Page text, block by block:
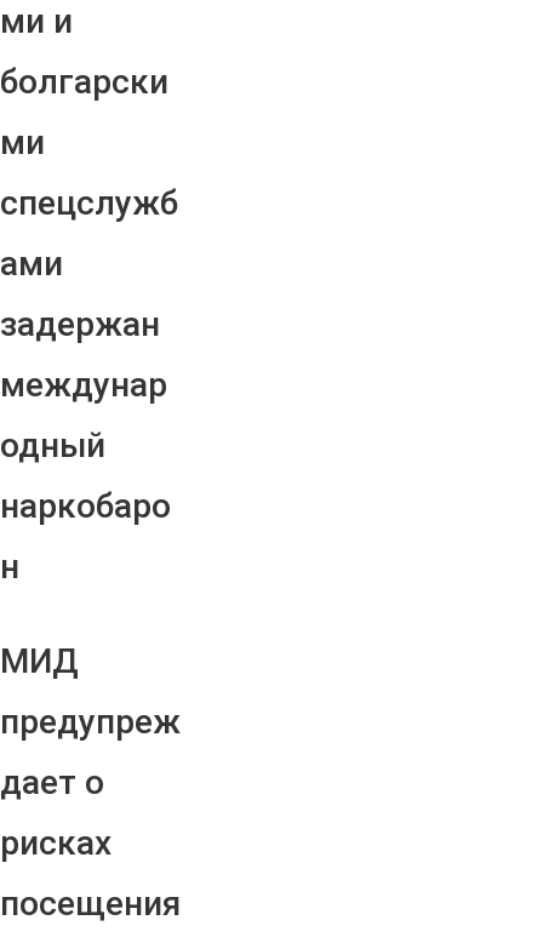
ми и
болгарски
ми
спецслужб
ами
задержан
междунар
одный
наркобаро
н
МИД
предупреж
дает о
рисках
посещения